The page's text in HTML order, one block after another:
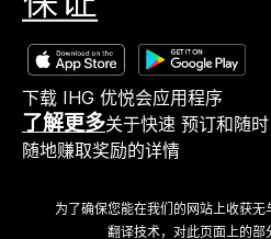
下载 IHG 优悦会应用程序
了解更多关于快速 预订和随时
随地赚取奖励的详情
为了确保您能在我们的网站上收获
翻译技术，对此页面上的部